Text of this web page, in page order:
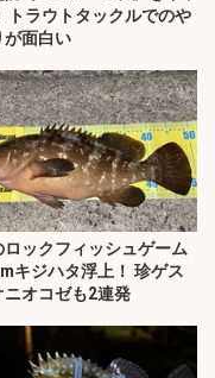
トラウトタックルでのや
が面白い
ロックフィッシュゲーム
キジハタ浮上！ 珍ゲス
ニオコゼも2連発